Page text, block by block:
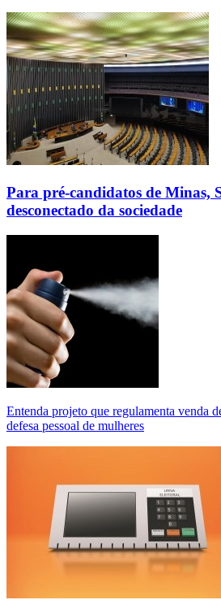
Para pré-candidatos de Minas,
desconectado da sociedade
Entenda projeto que regulamenta venda
defesa pessoal de mulheres